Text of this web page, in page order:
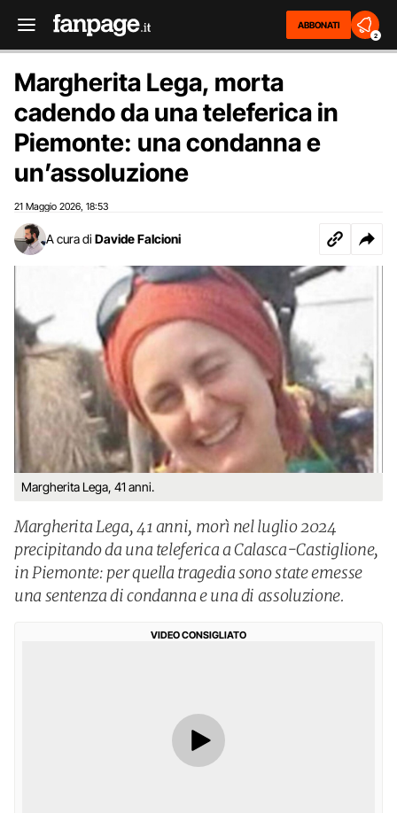
ABBONATI
2
Margherita Lega, morta
cadendo da una teleferica in
Piemonte: una condanna e
un’assoluzione
21 Maggio 2026 18:53
A cura di Davide Falcioni
Margherita Lega, 41 anni.
Margherita Lega, 41 anni, morì nel luglio 2024
precipitando da una teleferica a Calasca-Castiglione,
in Piemonte: per quella tragedia sono state emesse
una sentenza di condanna e una di assoluzione.
VIDEO CONSIGLIATO